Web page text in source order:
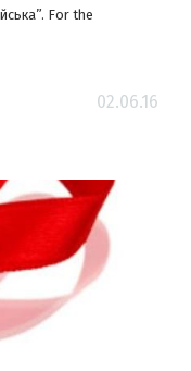
For the
02.06.16